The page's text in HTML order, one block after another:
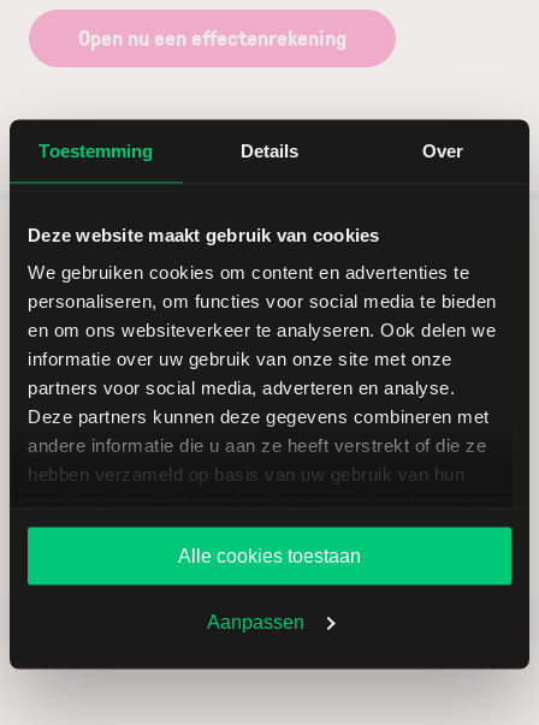
Toestemming Details Over
Deze website maakt gebruik van cookies
We gebruiken cookies om content en advertenties te
personaliseren, om functies voor social media te bieden
en om ons websiteverkeer te analyseren. Ook delen we
informatie over uw gebruik van onze site met onze
partners voor social media, adverteren en analyse.
Deze partners kunnen deze gegevens combineren met
andere informatie die u aan ze heeft verstrekt of die ze
hebben verzameld op basis van uw gebruik van hun
website blijft gebruiken.
Alle cookies toestaan
Aanpassen
Open nu een effectenrekening
5 redenen om via LYNX te
beleggen
Toegang tot 100+ beurzen
Favoriete artikels Laatste beursnieuws